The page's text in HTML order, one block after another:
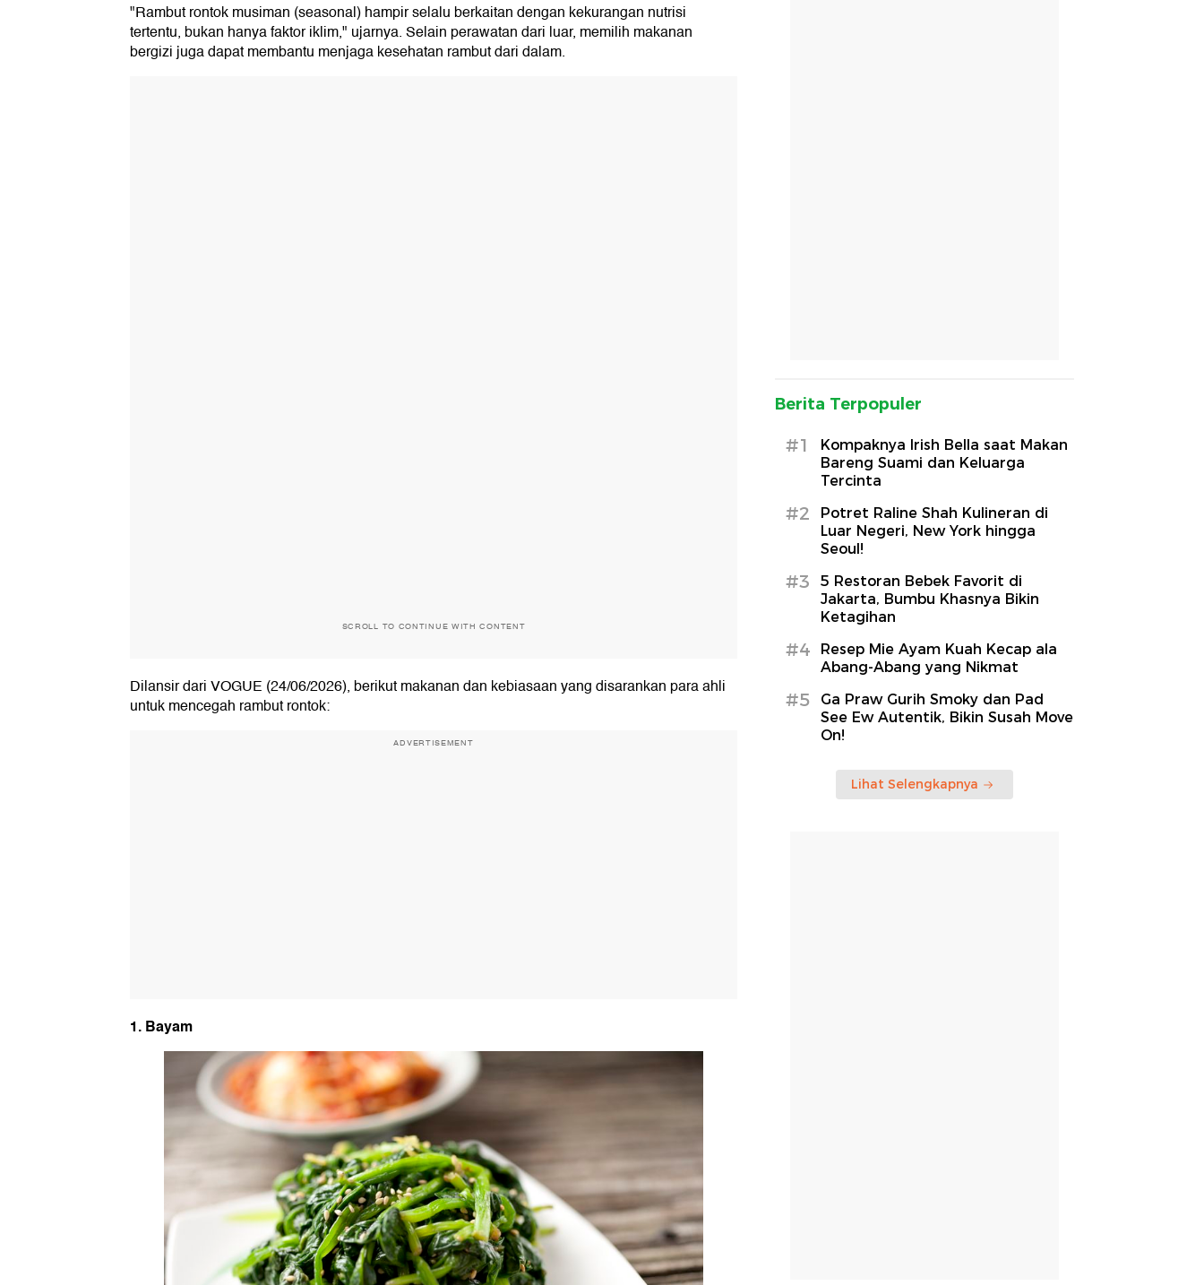
"Rambut rontok musiman (seasonal) hampir selalu berkaitan dengan kekurangan nutrisi
tertentu, bukan hanya faktor iklim," ujarnya. Selain perawatan dari luar, memilih makanan
bergizi juga dapat membantu menjaga kesehatan rambut dari dalam.
SCROLL TO CONTINUE WITH CONTENT
Dilansir dari VOGUE (24/06/2026), berikut makanan dan kebiasaan yang disarankan para ahli
untuk mencegah rambut rontok:
ADVERTISEMENT
1. Bayam
Berita Terpopuler
#1
Kompaknya Irish Bella saat Makan
Bareng Suami dan Keluarga
Tercinta
#2
Potret Raline Shah Kulineran di
Luar Negeri, New York hingga
Seoul!
#3
5 Restoran Bebek Favorit di
Jakarta, Bumbu Khasnya Bikin
Ketagihan
#4
Resep Mie Ayam Kuah Kecap ala
Abang-Abang yang Nikmat
#5
Ga Praw Gurih Smoky dan Pad
See Ew Autentik, Bikin Susah Move
On!
Lihat Selengkapnya